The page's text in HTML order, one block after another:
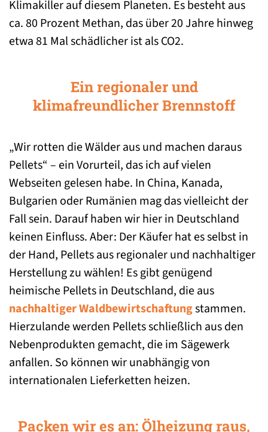
Klimakiller auf diesem Planeten. Es besteht aus
ca. 80 Prozent Methan, das über 20 Jahre hinweg
etwa 81 Mal schädlicher ist als CO2.
Ein regionaler und
klimafreundlicher Brennstoff
„Wir rotten die Wälder aus und machen daraus
Pellets“ – ein Vorurteil, das ich auf vielen
Webseiten gelesen habe. In China, Kanada,
Bulgarien oder Rumänien mag das vielleicht der
Fall sein. Darauf haben wir hier in Deutschland
keinen Einfluss. Aber: Der Käufer hat es selbst in
der Hand, Pellets aus regionaler und nachhaltiger
Herstellung zu wählen! Es gibt genügend
heimische Pellets in Deutschland, die aus
nachhaltiger Waldbewirtschaftungstammen.
Hierzulande werden Pellets schließlich aus den
Nebenprodukten gemacht, die im Sägewerk
anfallen. So können wir unabhängig von
internationalen Lieferketten heizen.
Packen wir es an: Ölheizung raus,